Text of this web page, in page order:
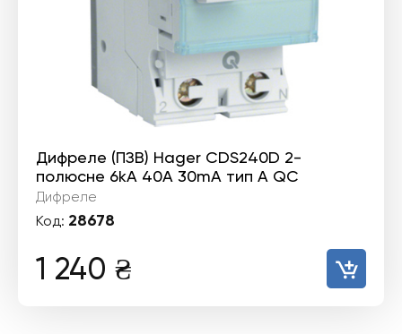
Дифреле (ПЗВ) Hager CDS240D 2-
полюсне 6kA 40А 30mA тип А QC
Дифреле
Код: 28678
1 240 ₴